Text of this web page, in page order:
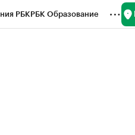
РБКРБК Образование